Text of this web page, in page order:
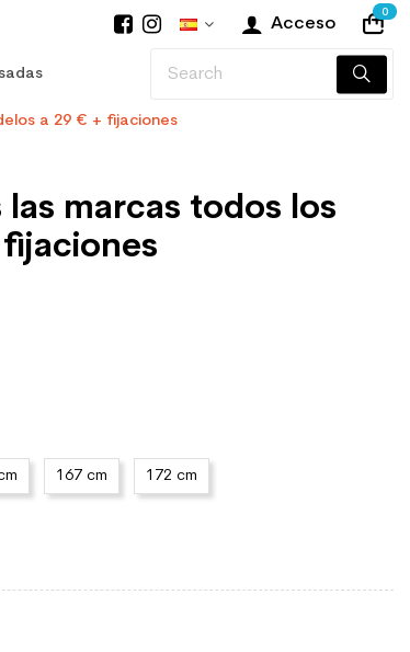
Acceso
0
a 29 € + fijaciones
marcas todos los
167 cm 172 cm